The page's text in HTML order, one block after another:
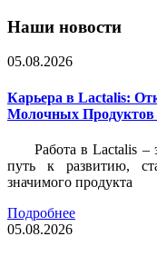
Наши новости
05.08.2026
Карьера в Lactalis:
Молочных Продуктов
Работа в Lactalis –
путь к развитию,
значимого продукта
Подробнее
05.08.2026